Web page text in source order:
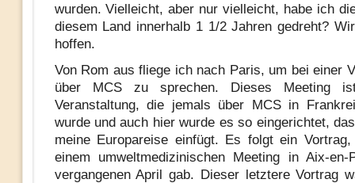
wurden. Vielleicht, aber nur vielleicht, habe ich
diesem Land innerhalb 1 1/2 Jahren gedreht?
hoffen.
Von Rom aus fliege ich nach Paris, um bei einer
über MCS zu sprechen. Dieses Meeting
Veranstaltung, die jemals über MCS in
wurde und auch hier wurde es so eingerichtet,
meine Europareise einfügt. Es folgt ein
einem umweltmedizinischen Meeting in Aix-en-
vergangenen April gab. Dieser letztere Vortrag